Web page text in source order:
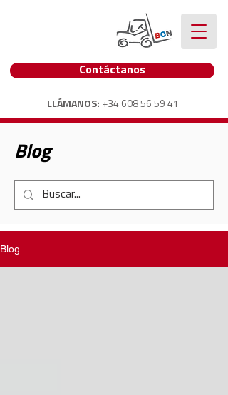
Contáctanos
LLÁMANOS: +34 608 56 59 41
Blog
Blog